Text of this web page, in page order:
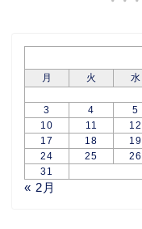
月
火 水
3
4 5
10
11 12
17
18 19
24
25 26
31
« 2月